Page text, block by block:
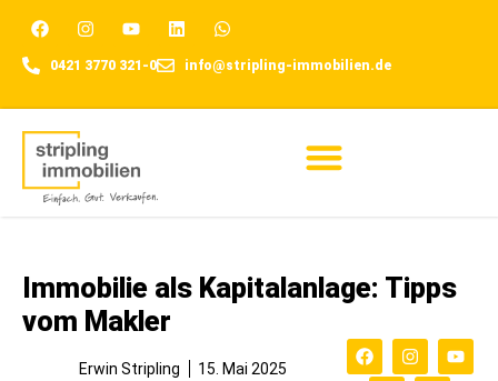
0421 3770 321-0 info@stripling-immobilien.de
Immobilie als Kapitalanlage: Tipps
vom Makler
Erwin Stripling 15. Mai 2025